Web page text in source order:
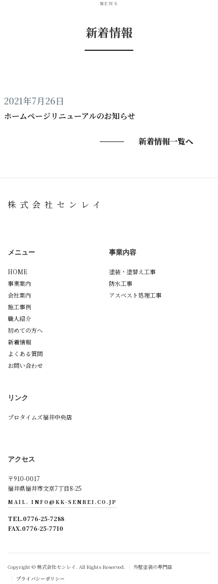
NEWS
新着情報
2021年7月26日
ホームページリニューアルのお知らせ
新着情報一覧へ
株式会社センレイ
メニュー
HOME
事業案内
会社案内
施工事例
職人紹介
初めての方へ
新着情報
よくある質問
お問い合わせ
事業内容
塗装・塗替え工事
防水工事
アスベスト処理工事
リンク
プロタイムズ福井中央店
アクセス
〒910-0017
福井県福井市文京7丁目8-25
MAIL. INFO@KK-SENREI.CO.JP
TEL.0776-25-7288
FAX.0776-25-7710
Copyright © 株式会社センレイ. All Rights Reserved.
外壁塗装の専門店
プライバシーポリシー